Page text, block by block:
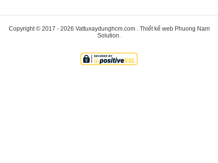
Copyright © 2017 - 2026 Vattuxaydunghcm.com. Thiết kế web Phuong Nam
Solution.